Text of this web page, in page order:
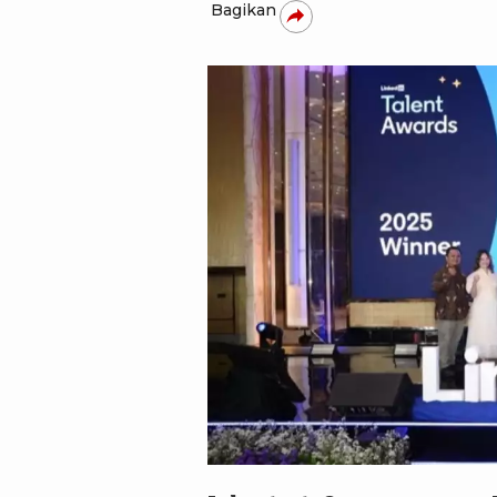
Bagikan
Istimewa